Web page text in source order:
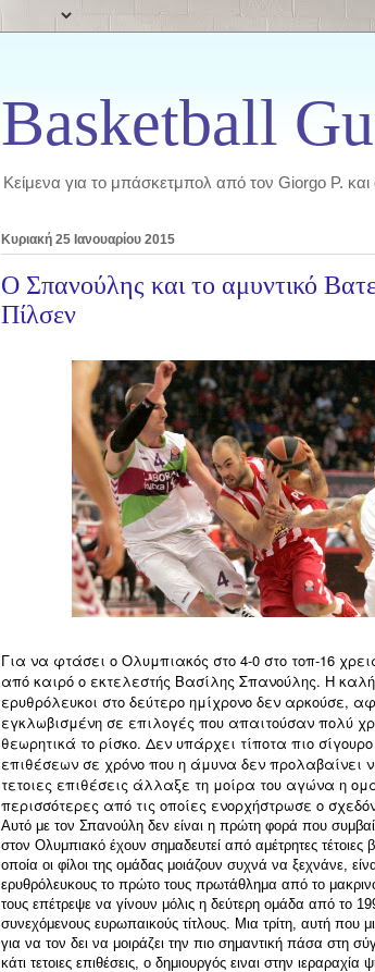
Basketball
Κείμενα για το μπάσκετμπολ από τον Giorgo P.
Κυριακή 25 Ιανουαρίου 2015
Ο Σπανούλης και το αμυντικό
Πίλσεν
Για να φτάσει ο Ολυμπιακός στο 4-0 στο τοπ-16
από καιρό ο εκτελεστής Βασίλης Σπανούλης. Η
ερυθρόλευκοι στο δεύτερο ημίχρονο δεν αρκούσε,
εγκλωβισμένη σε επιλογές που απαιτούσαν πολύ
θεωρητικά το ρίσκο. Δεν υπάρχει τίποτα πιο
επιθέσεων σε χρόνο που η άμυνα δεν προλαβαίνει
τετοιες επιθέσεις άλλαξε τη μοίρα του αγώνα η
περισσότερες από τις οποίες ενορχήστρωσε ο
Αυτό με τον Σπανούλη δεν είναι η πρώτη φορά που
στον Ολυμπιακό έχουν σημαδευτεί από αμέτρητες τέτοιες
οποία οι φίλοι της ομάδας μοιάζουν συχνά να ξεχνάνε,
ερυθρόλευκους το πρώτο τους πρωτάθλημα από το
τους επέτρεψε να γίνουν μόλις η δεύτερη ομάδα από το
συνεχόμενους ευρωπαικούς τίτλους. Μια τρίτη, αυτή που
για να τον δει να μοιράζει την πιο σημαντική πάσα στη
κάτι τετοιες επιθέσεις, ο δημιουργός ειναι στην